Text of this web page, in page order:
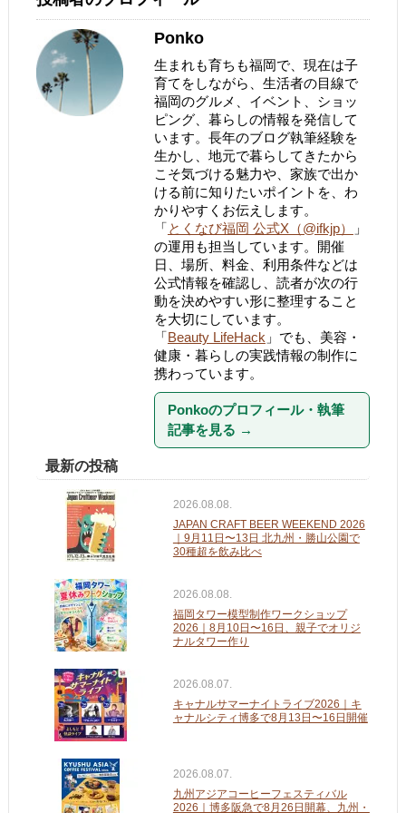
Ponko
生まれも育ちも福岡で、現在は子
育てをしながら、生活者の目線で
福岡のグルメ、イベント、ショッ
ピング、暮らしの情報を発信して
います。長年のブログ執筆経験を
生かし、地元で暮らしてきたから
こそ気づける魅力や、家族で出か
ける前に知りたいポイントを、わ
かりやすくお伝えします。
「とくなび福岡 公式X（@ifkjp）
」
の運用も担当しています。開催
日、場所、料金、利用条件などは
公式情報を確認し、読者が次の行
動を決めやすい形に整理すること
を大切にしています。
「Beauty LifeHack 」でも、美容・
健康・暮らしの実践情報の制作に
携わっています。
Ponkoのプロフィール・執筆
記事を見る →
最新の投稿
2026.08.08.
JAPAN CRAFT BEER WEEKEND 2026
｜9月11日〜13日 北九州・勝山公園で
30種超を飲み比べ
2026.08.08.
福岡タワー模型制作ワークショップ
2026｜8月10日〜16日、親子でオリジ
ナルタワー作り
2026.08.07.
キャナルサマーナイトライブ2026｜キ
ャナルシティ博多で8月13日〜16日開催
2026.08.07.
九州アジアコーヒーフェスティバル
2026｜博多阪急で8月26日開幕、九州・